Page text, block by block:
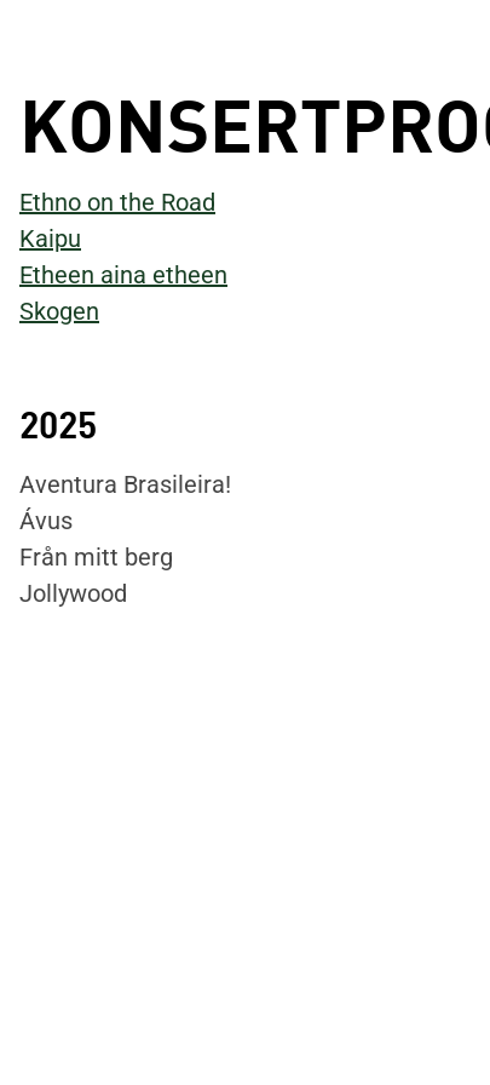
Ethno on the Road
Kaipu
Etheen aina etheen
Skogen
2025
Aventura Brasileira!
Ávus
Från mitt berg
Jollywood